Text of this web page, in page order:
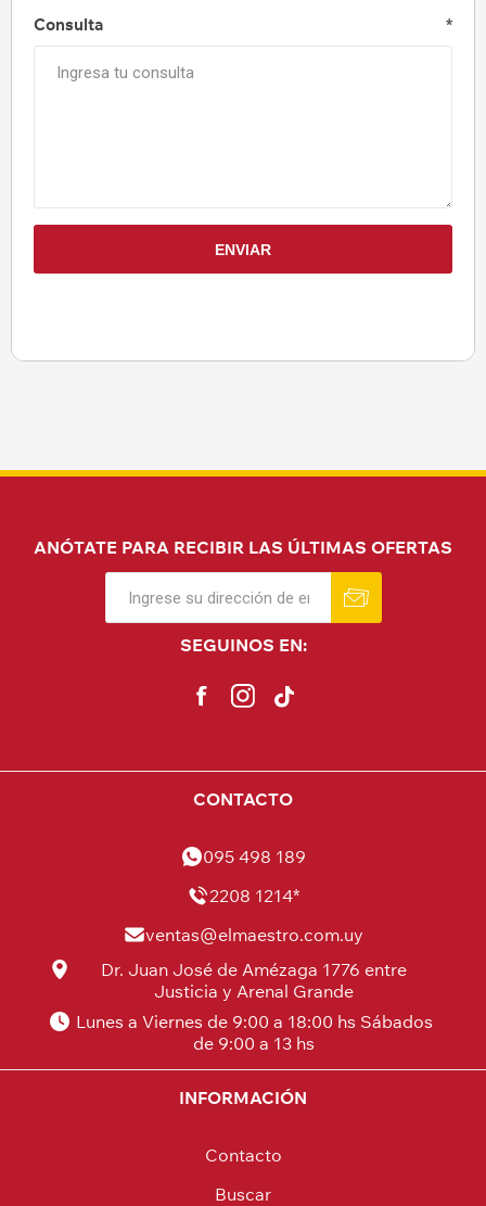
Consulta *
ANÓTATE PARA RECIBIR LAS ÚLTIMAS OFERTAS
SEGUINOS EN:
CONTACTO
095 498 189
2208 1214*
ventas@elmaestro.com.uy
Dr. Juan José de Amézaga 1776 entre
Justicia y Arenal Grande
Lunes a Viernes de 9:00 a 18:00 hs Sábados
de 9:00 a 13 hs
INFORMACIÓN
Contacto
Buscar